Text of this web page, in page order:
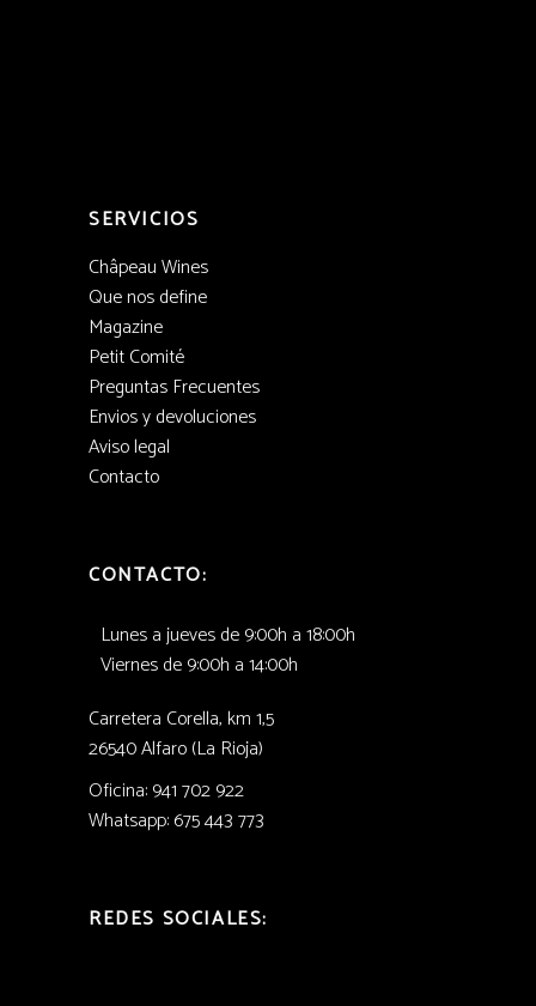
SERVICIOS
Châpeau Wines
Que nos define
Magazine
Petit Comité
Preguntas Frecuentes
Envios y devoluciones
Aviso legal
Contacto
CONTACTO:
Lunes a jueves de 9:00h a 18:00h
Viernes de 9:00h a 14:00h
Carretera Corella, km 1,5
26540 Alfaro (La Rioja)
Oficina: 941 702 922
Whatsapp: 675 443 773
REDES SOCIALES: